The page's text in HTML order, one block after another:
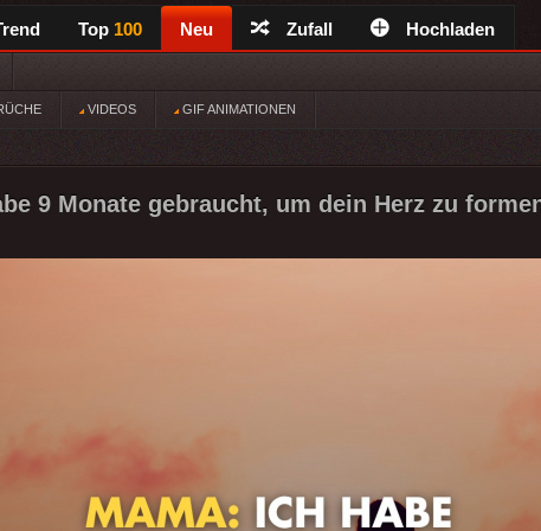
Top 100 Neu Zufall Hochladen
VIDEOS GIF ANIMATIONEN
9 Monate gebraucht, um dein Herz zu